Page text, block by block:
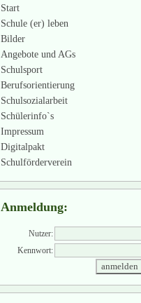
Start
Schule (er) leben
Bilder
Angebote und AGs
Schulsport
Berufsorientierung
Schulsozialarbeit
Schülerinfo`s
Impressum
Digitalpakt
Schulförderverein
Anmeldung:
Nutzer:
Kennwort: